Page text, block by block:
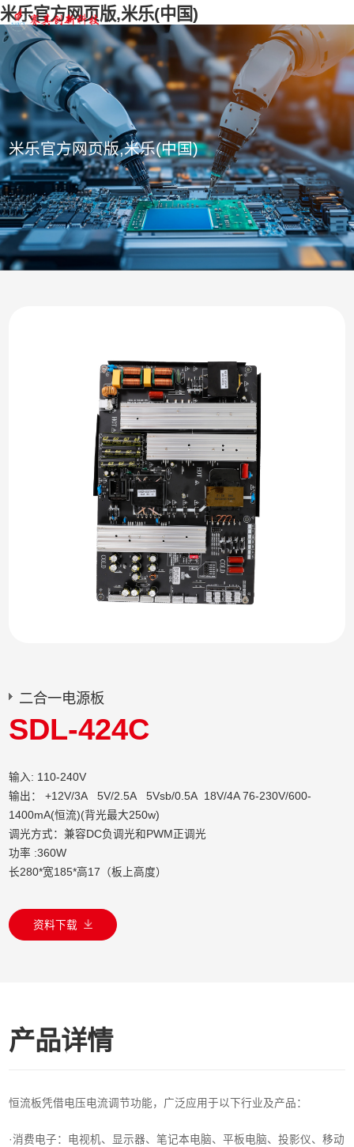
米乐官方网页版,米乐(中国)
米乐官方网页版,米乐(中国)
二合一电源板
SDL-424C
输入: 110-240V
输出： +12V/3A 5V/2.5A 5Vsb/0.5A 18V/4A 76-230V/600-
1400mA(恒流)(背光最大250w)
调光方式：兼容DC负调光和PWM正调光
功率 :360W
长280*宽185*高17（板上高度）
资料下载
产品详情
恒流板凭借电压电流调节功能，广泛应用于以下行业及产品：
·消费电子‌：电视机、显示器、笔记本电脑、平板电脑、投影仪、移动